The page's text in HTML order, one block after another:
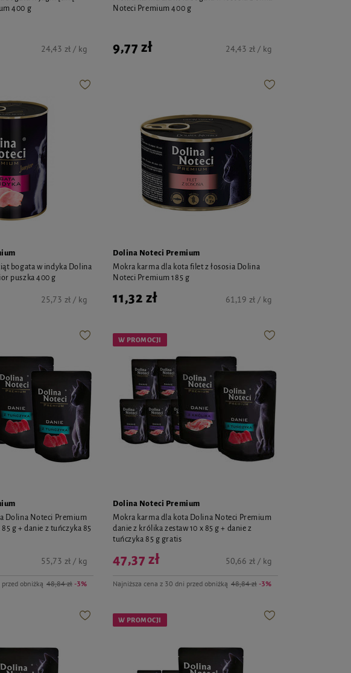
400 g
24,43 zł / kg
Noteci Premium 400 g
9,77 zł 24,43 zł / kg
bogata w indyka Dolina
puszka 400 g
25,73 zł / kg
Dolina Noteci Premium
Mokra karma dla kota filet z łososia Dolina
Noteci Premium 185 g
11,32 zł 61,19 zł / kg
Dolina Noteci Premium
g + danie z tuńczyka 85
obniżką 48,84 zł -3%
55,73 zł / kg
W PROMOCJI
Dolina Noteci Premium
Mokra karma dla kota Dolina Noteci Premium
danie z królika zestaw 10 x 85 g + danie z
tuńczyka 85 g gratis
Najniższa cena z 30 dni przed obniżką 48,84 zł -3%
47,37 zł 50,66 zł / kg
W PROMOCJI